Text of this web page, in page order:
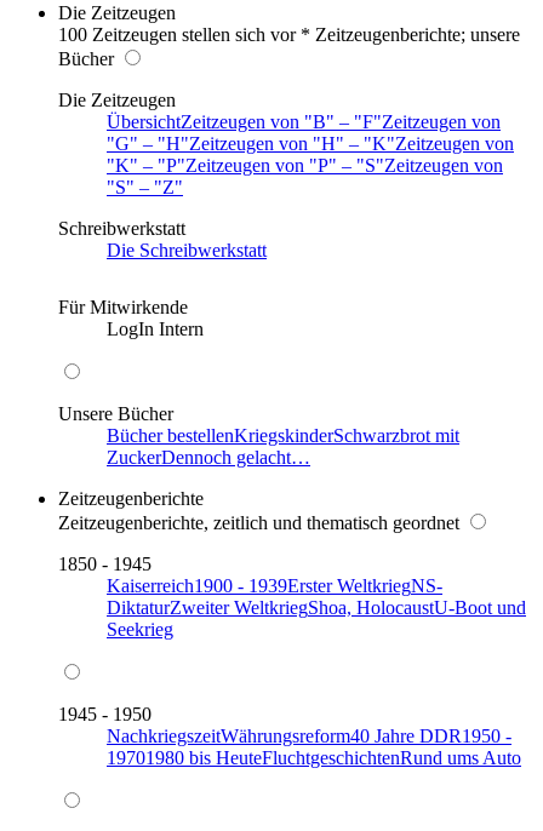
Die Zeitzeugen
100 Zeitzeugen stellen sich vor * Zeitzeugenberichte; unsere
Bücher
Die Zeitzeugen
ÜbersichtZeitzeugen von B – F Zeitzeugen von
G
– H Zeitzeugen von H – K Zeitzeugen von
K
– P Zeitzeugen von P – S Zeitzeugen von
S
–
Z
Schreibwerkstatt
Die Schreibwerkstatt
Für Mitwirkende
LogIn Intern
Unsere Bücher
Bücher bestellenKriegskinderSchwarzbrot mit
ZuckerDennoch gelacht…
Zeitzeugenberichte
Zeitzeugenberichte, zeitlich und thematisch geordnet
1850 - 1945
Kaiserreich1900 - 1939Erster WeltkriegNS-
DiktaturZweiter WeltkriegShoa, HolocaustU-Boot und
Seekrieg
1945 - 1950
NachkriegszeitWährungsreform40 Jahre DDR1950 -
19701980 bis HeuteFluchtgeschichtenRund ums Auto